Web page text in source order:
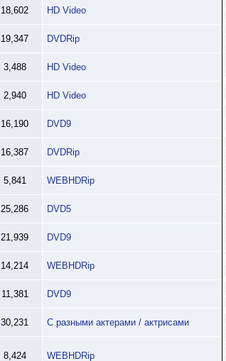
18,602 HD Video
19,347 DVDRip
3,488 HD Video
2,940 HD Video
16,190 DVD9
16,387 DVDRip
5,841 WEBHDRip
25,286 DVD5
21,939 DVD9
14,214 WEBHDRip
11,381 DVD9
30,231 С разными актерами / актрисами
8,424 WEBHDRip